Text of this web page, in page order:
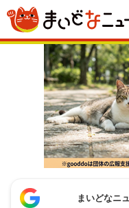
まいどなニ